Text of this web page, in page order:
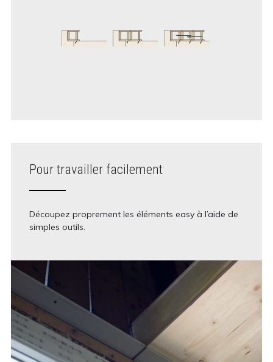
Pour travailler facilement
Découpez proprement les éléments easy à l’aide de
simples outils.